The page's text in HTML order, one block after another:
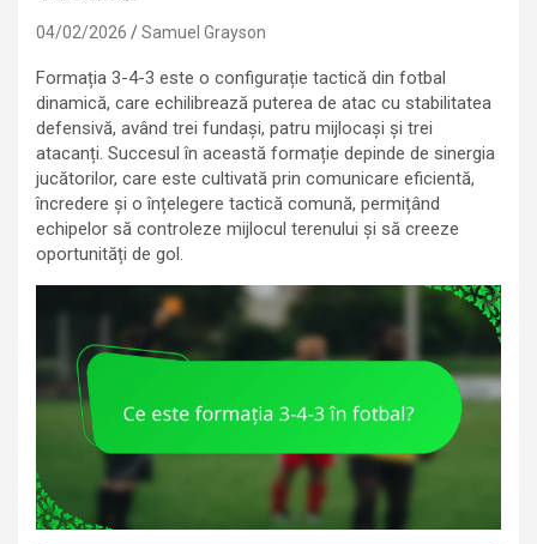
04/02/2026 Samuel Grayson
Formația 3-4-3 este o configurație tactică din fotbal
dinamică, care echilibrează puterea de atac cu stabilitatea
defensivă, având trei fundași, patru mijlocași și trei
atacanți. Succesul în această formație depinde de sinergia
jucătorilor, care este cultivată prin comunicare eficientă,
încredere și o înțelegere tactică comună, permițând
echipelor să controleze mijlocul terenului și să creeze
oportunități de gol.